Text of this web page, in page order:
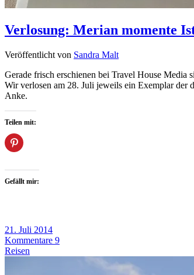
Verlosung: Merian momente
Veröffentlicht von Sandra Malt
Gerade frisch erschienen bei Travel House
Wir verlosen am 28. Juli jeweils ein Exemplar der
Anke.
Teilen mit:
Gefällt mir:
21. Juli 2014
Kommentare 9
Reisen